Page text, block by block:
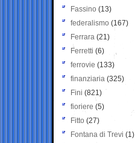
Fassino (13)
federalismo (167)
Ferrara (21)
Ferretti (6)
ferrovie (133)
finanziaria (325)
Fini (821)
fioriere (5)
Fitto (27)
Fontana di Trevi (1)